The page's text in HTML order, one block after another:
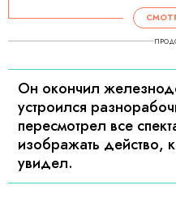
Он окончил
устроился
пересмотрел все
изображать действо,
увидел.